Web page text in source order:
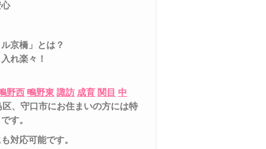
京橋」とは？
れ楽々！
野西 鴫野東 諏訪 成育 関目 中
区、守口市にお住まいの方には特
す。
対応可能です。